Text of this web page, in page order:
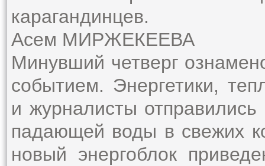
карагандинцев.
Асем МИРЖЕКЕЕВА
Минувший четверг
событием. Энергетики,
и журналисты
падающей воды в свежих
новый энергоблок